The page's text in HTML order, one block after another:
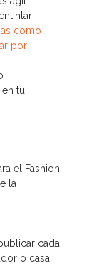
como
por
tu
el Fashion
la
cada
o casa